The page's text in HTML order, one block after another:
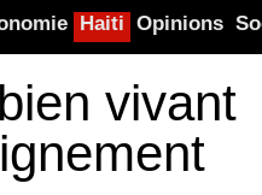
Haiti Opinions
vivant